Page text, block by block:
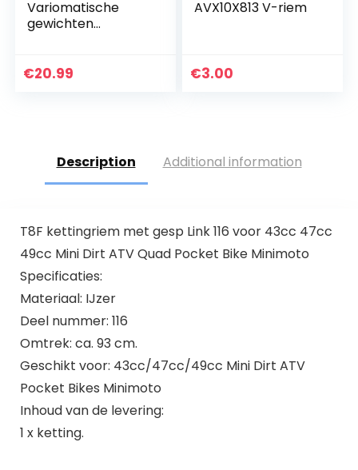
Variomatische
gewichten
Variomatic
€20.99
AVX10X813 V-riem
€3.00
Description Additional information
T8F kettingriem met gesp Link 116 voor 43cc 47cc
49cc Mini Dirt ATV Quad Pocket Bike Minimoto
Specificaties:
Materiaal: IJzer
Deel nummer: 116
Omtrek: ca. 93 cm.
Geschikt voor: 43cc/47cc/49cc Mini Dirt ATV
Pocket Bikes Minimoto
Inhoud van de levering:
1 x ketting.